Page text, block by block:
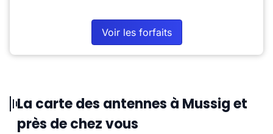
Voir les forfaits
La carte des antennes à Mussig et
près de chez vous